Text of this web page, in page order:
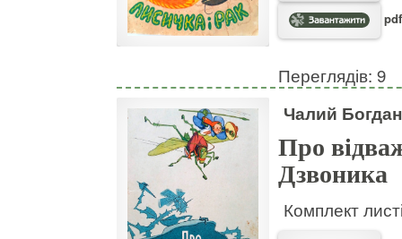
Переглядів: 9
Чалий
Про
Дзвоника
Комплект